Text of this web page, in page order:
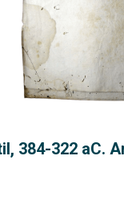
384-322 aC.